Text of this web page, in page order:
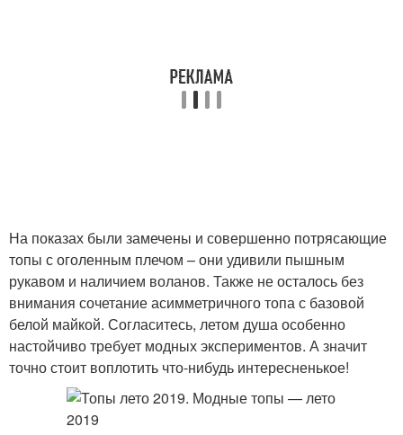
На показах были замечены и совершенно потрясающие
топы с оголенным плечом – они удивили пышным
рукавом и наличием воланов. Также не осталось без
внимания сочетание асимметричного топа с базовой
белой майкой. Согласитесь, летом душа особенно
настойчиво требует модных экспериментов. А значит
точно стоит воплотить что-нибудь интересненькое!